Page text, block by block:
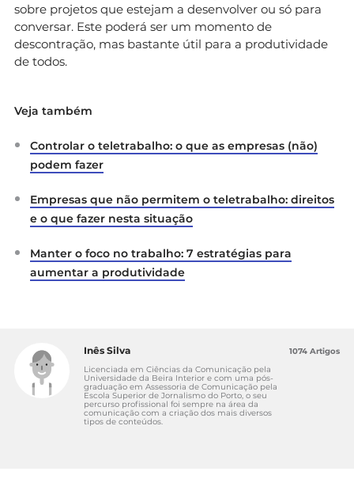
sobre projetos que estejam a desenvolver ou só para
conversar. Este poderá ser um momento de
descontração, mas bastante útil para a produtividade
de todos.
Veja também
Controlar o teletrabalho: o que as empresas (não)
podem fazer
Empresas que não permitem o teletrabalho: direitos
e o que fazer nesta situação
Manter o foco no trabalho: 7 estratégias para
aumentar a produtividade
Inês Silva
Licenciada em Ciências da Comunicação pela
Universidade da Beira Interior e com uma pós-
graduação em Assessoria de Comunicação pela
Escola Superior de Jornalismo do Porto, o seu
percurso profissional foi sempre na área da
comunicação com a criação dos mais diversos
tipos de conteúdos.
1074 Artigos